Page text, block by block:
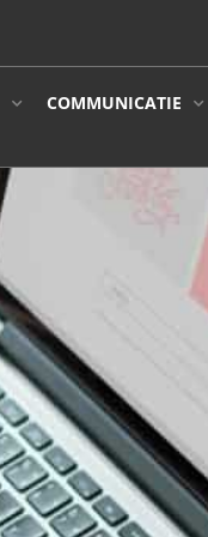
COMMUNICATIE